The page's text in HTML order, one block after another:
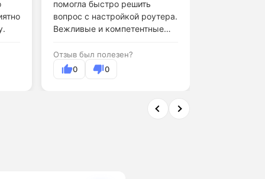
помогла быстро решить
вопрос с настройкой роутера.
Вежливые и компетентные
Отзыв был полезен?
0
0